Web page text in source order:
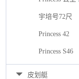
宇培号72尺
Princess 42
Princess S46
皮划艇